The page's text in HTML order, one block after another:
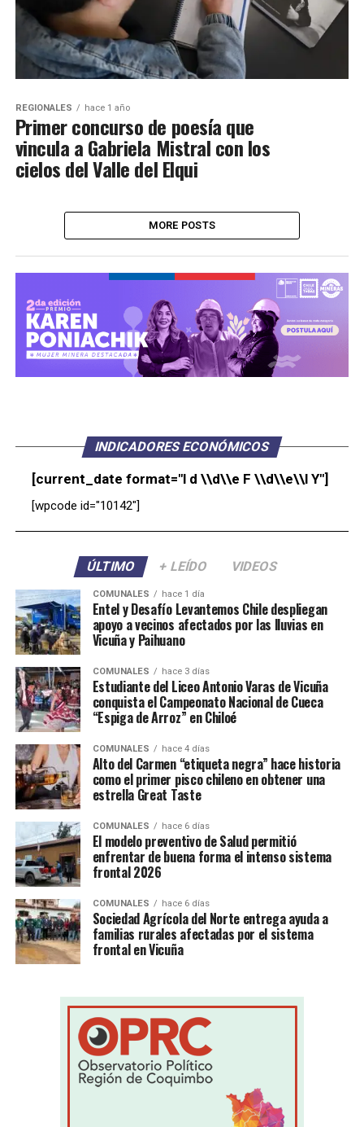
REGIONALES hace 1 año
Primer concurso de poesía que
vincula a Gabriela Mistral con los
cielos del Valle del Elqui
MORE POSTS
INDICADORES ECONÓMICOS
[current_date format="l d \\d\\e F \\d\\e\\l Y"]
[wpcode id="10142"]
ÚLTIMO + LEÍDO VIDEOS
COMUNALES hace 1 día
Entel y Desafío Levantemos Chile despliegan
apoyo a vecinos afectados por las lluvias en
Vicuña y Paihuano
COMUNALES hace 3 días
Estudiante del Liceo Antonio Varas de Vicuña
conquista el Campeonato Nacional de Cueca
“Espiga de Arroz” en Chiloé
COMUNALES hace 4 días
Alto del Carmen “etiqueta negra” hace historia
como el primer pisco chileno en obtener una
estrella Great Taste
COMUNALES hace 6 días
El modelo preventivo de Salud permitió
enfrentar de buena forma el intenso sistema
frontal 2026
COMUNALES hace 6 días
Sociedad Agrícola del Norte entrega ayuda a
familias rurales afectadas por el sistema
frontal en Vicuña